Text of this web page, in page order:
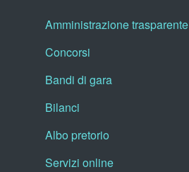
Amministrazione trasparente
Concorsi
Bandi di gara
Bilanci
Albo pretorio
Servizi online